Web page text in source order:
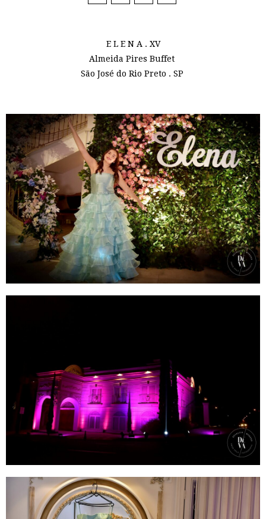
E L E N A . XV
Almeida Pires Buffet
São José do Rio Preto . SP